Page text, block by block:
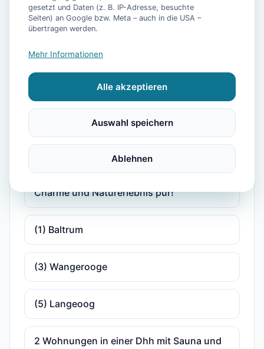
"Erholsamer Familienurlaub im historischen
"Erholung pur: Moderne Ferienwohnung
Waterkant mit Weitblick und Komfort!"
"Idyllische Ferienwohnung in Neßmersiel –
Ihr Rückzugsort an der Küste!"
Charme und Naturerlebnis pur!"
(1) Baltrum
(3) Wangerooge
(5) Langeoog
2 Wohnungen in einer Dhh mit Sauna und
gesetzt und Daten (z. B. IP-Adresse, besuchte
Seiten) an Google bzw. Meta – auch in die USA –
übertragen werden.
Mehr Informationen
Alle akzeptieren
Auswahl speichern
Ablehnen